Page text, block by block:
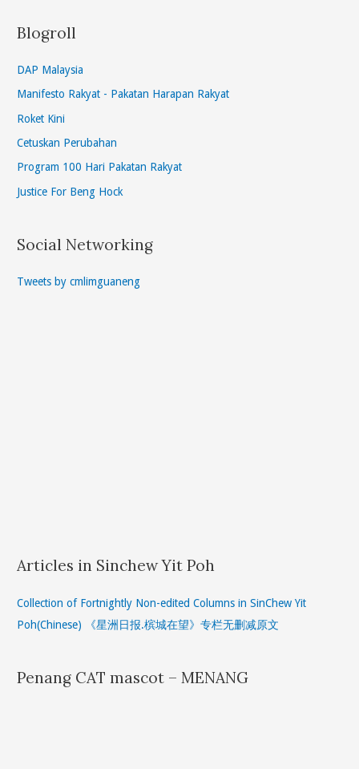
Blogroll
DAP Malaysia
Manifesto Rakyat - Pakatan Harapan Rakyat
Roket Kini
Cetuskan Perubahan
Program 100 Hari Pakatan Rakyat
Justice For Beng Hock
Social Networking
Tweets by cmlimguaneng
Articles in Sinchew Yit Poh
Collection of Fortnightly Non-edited Columns in SinChew Yit
Poh(Chinese) 《星洲日报.槟城在望》专栏无删减原文
Penang CAT mascot – MENANG